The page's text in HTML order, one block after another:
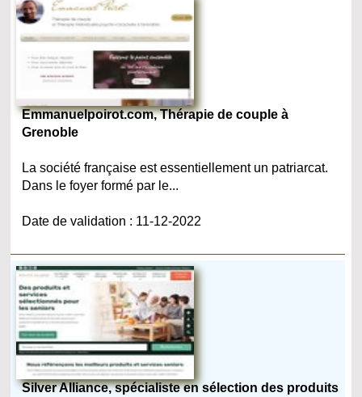
Emmanuelpoirot.com, Thérapie de couple à
Grenoble
La société française est essentiellement un patriarcat.
Dans le foyer formé par le...
Date de validation : 11-12-2022
Silver Alliance, spécialiste en sélection des produits